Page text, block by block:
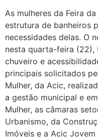
As mulheres da Feira
estrutura de banheiros
necessidades delas. O
nesta quarta-feira (22),
chuveiro e
principais solicitados
Mulher, da Acic,
a gestão municipal e
Mulher, as câmaras
Urbanismo, da
Imóveis e a Acic